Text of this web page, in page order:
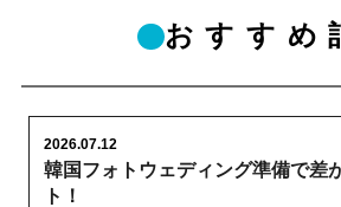
おすすめ
韓国フォトウェディング準備で差
ト！
2026.07.12